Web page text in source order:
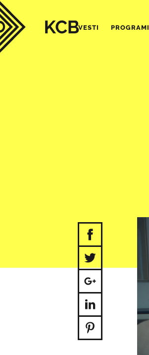
VESTI PROGRAMI